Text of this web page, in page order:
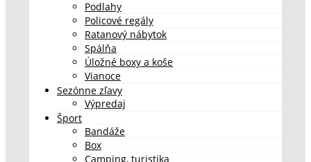
Podlahy
Policové regály
Ratanový nábytok
Spálňa
Úložné boxy a koše
Vianoce
Sezónne zľavy
Výpredaj
Šport
Bandáže
Box
Camping, turistika